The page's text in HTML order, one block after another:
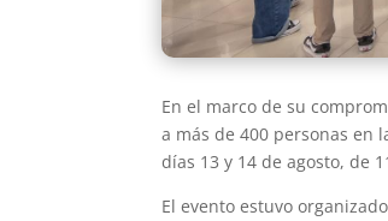
En el marco de su
a más de 400 personas en
días 13 y 14 de agosto, de
El evento estuvo